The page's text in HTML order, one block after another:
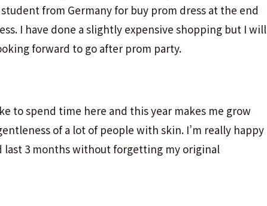
from Germany for buy prom dress at the end
I have done a slightly expensive shopping but I will
forward to go after prom party.
to spend time here and this year makes me grow
of a lot of people with skin. I’m really happy
last 3 months without forgetting my original